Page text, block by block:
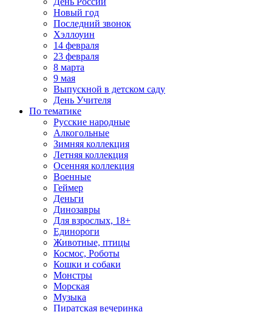
Новый год
Последний звонок
Хэллоуин
14 февраля
23 февраля
8 марта
9 мая
Выпускной в детском саду
День Учителя
По тематике
Русские народные
Алкогольные
Зимняя коллекция
Летняя коллекция
Осенняя коллекция
Военные
Геймер
Деньги
Динозавры
Для взрослых, 18+
Единороги
Животные, птицы
Космос, Роботы
Кошки и собаки
Монстры
Морская
Музыка
Пиратская вечеринка